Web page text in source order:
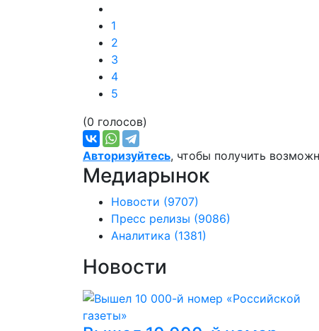
1
2
3
4
5
(0 голосов)
Авторизуйтесь, чтобы получить
Медиарынок
Новости (9707)
Пресс релизы (9086)
Аналитика (1381)
Новости